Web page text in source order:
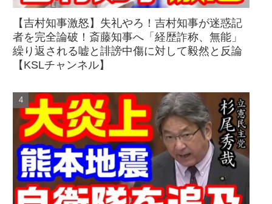
【吉村知事激怒】失礼やろ！吉村知事が迷惑記
者を完全論破！斎藤知事へ「経歴詐称、無能」
繰り返される嘘と誹謗中傷に対して毅然と反論
【KSLチャンネル】